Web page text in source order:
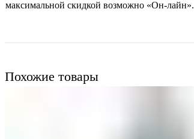
максимальной скидкой возможно «Он-лайн».
Похожие товары